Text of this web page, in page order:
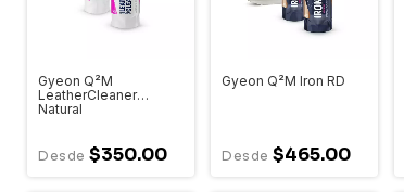
Gyeon Q²M
LeatherCleaner
Natural
$350.00
Gyeon Q²M Iron RD
$465.00